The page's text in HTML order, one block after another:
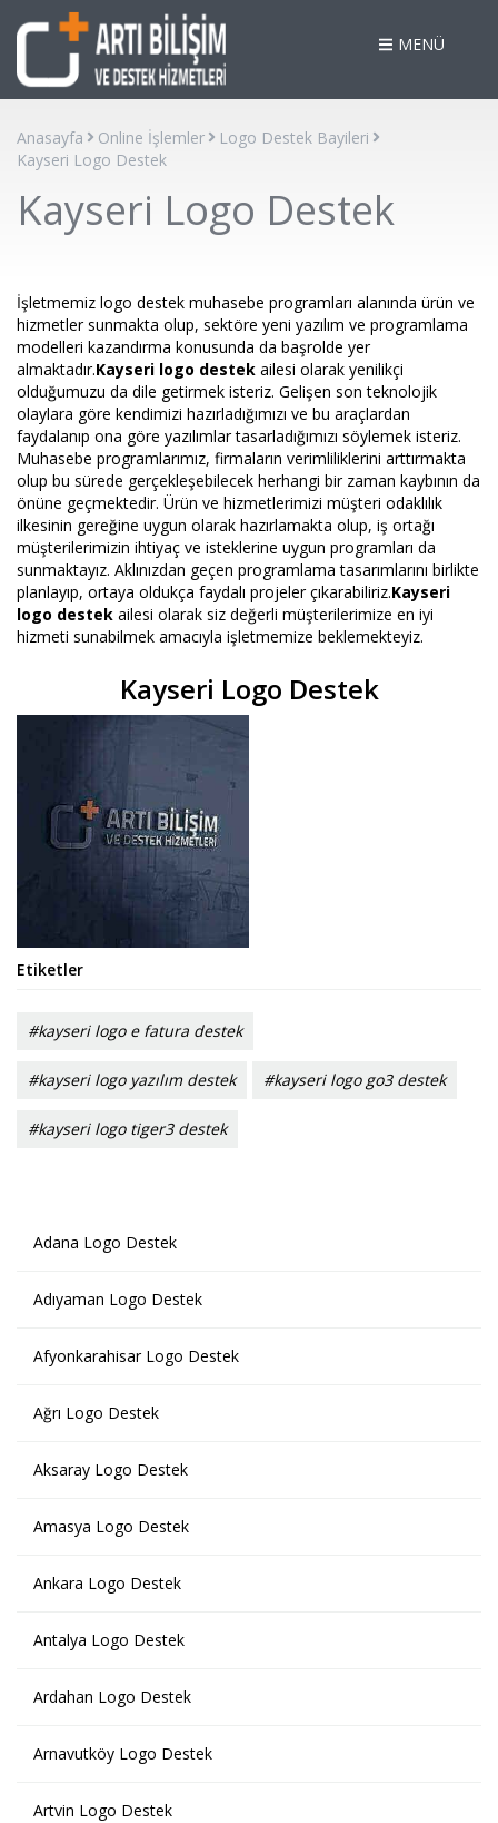
MENÜ
Anasayfa Online İşlemler
Logo Destek Bayileri
Kayseri Logo Destek
Kayseri Logo Destek
İşletmemiz logo destek muhasebe programları alanında ürün ve
hizmetler sunmakta olup, sektöre yeni yazılım ve programlama
modelleri kazandırma konusunda da başrolde yer
almaktadır.Kayseri logo destek ailesi olarak yenilikçi
olduğumuzu da dile getirmek isteriz. Gelişen son teknolojik
olaylara göre kendimizi hazırladığımızı ve bu araçlardan
faydalanıp ona göre yazılımlar tasarladığımızı söylemek isteriz.
Muhasebe programlarımız, firmaların verimliliklerini arttırmakta
olup bu sürede gerçekleşebilecek herhangi bir zaman kaybının da
önüne geçmektedir. Ürün ve hizmetlerimizi müşteri odaklılık
ilkesinin gereğine uygun olarak hazırlamakta olup, iş ortağı
müşterilerimizin ihtiyaç ve isteklerine uygun programları da
sunmaktayız. Aklınızdan geçen programlama tasarımlarını birlikte
planlayıp, ortaya oldukça faydalı projeler çıkarabiliriz.Kayseri
logo destek ailesi olarak siz değerli müşterilerimize en iyi
hizmeti sunabilmek amacıyla işletmemize beklemekteyiz.
Kayseri Logo Destek
Etiketler
#kayseri logo e fatura destek
#kayseri logo yazılım destek #kayseri logo go3 destek
#kayseri logo tiger3 destek
Adana Logo Destek
Adıyaman Logo Destek
Afyonkarahisar Logo Destek
Ağrı Logo Destek
Aksaray Logo Destek
Amasya Logo Destek
Ankara Logo Destek
Antalya Logo Destek
Ardahan Logo Destek
Arnavutköy Logo Destek
Artvin Logo Destek